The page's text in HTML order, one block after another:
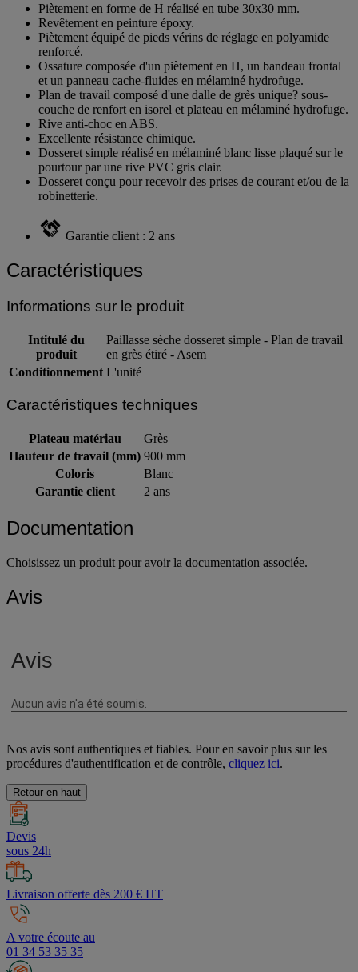
Piètement en forme de H réalisé en tube 30x30 mm.
Revêtement en peinture époxy.
Piètement équipé de pieds vérins de réglage en polyamide
renforcé.
Ossature composée d'un piètement en H, un bandeau frontal
et un panneau cache-fluides en mélaminé hydrofuge.
Plan de travail composé d'une dalle de grès unique? sous-
couche de renfort en isorel et plateau en mélaminé hydrofuge.
Rive anti-choc en ABS.
Excellente résistance chimique.
Dosseret simple réalisé en mélaminé blanc lisse plaqué sur le
pourtour par une rive PVC gris clair.
Dosseret conçu pour recevoir des prises de courant et/ou de la
robinetterie.
Garantie client : 2 ans
Caractéristiques
Informations sur le produit
Intitulé du
produit
Paillasse sèche dosseret simple - Plan de travail
en grès étiré - Asem
Conditionnement L'unité
Caractéristiques techniques
Plateau matériau
Grès
Hauteur de travail (mm) 900 mm
Coloris
Blanc
Garantie client
2 ans
Documentation
Choisissez un produit pour avoir la documentation associée.
Avis
Nos avis sont authentiques et fiables. Pour en savoir plus sur les
procédures d'authentification et de contrôle, cliquez ici.
Retour en haut
Devis
sous 24h
Livraison offerte dès 200 € HT
A votre écoute au
01 34 53 35 35